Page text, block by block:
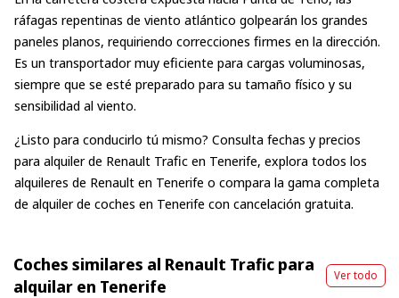
ráfagas repentinas de viento atlántico golpearán los grandes
paneles planos, requiriendo correcciones firmes en la dirección.
Es un transportador muy eficiente para cargas voluminosas,
siempre que se esté preparado para su tamaño físico y su
sensibilidad al viento.
¿Listo para conducirlo tú mismo? Consulta fechas y precios
para alquiler de Renault Trafic en Tenerife, explora todos los
alquileres de Renault en Tenerife o compara la gama completa
de alquiler de coches en Tenerife con cancelación gratuita.
Coches similares al Renault Trafic para
alquilar en Tenerife
Ver todo